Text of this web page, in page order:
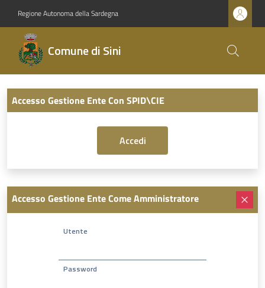
Regione Autonoma della Sardegna
Comune di Sini
Accesso Gestione Ente Con SPID\CIE
Accesso Gestione Ente Come Amministratore
Utente
Password